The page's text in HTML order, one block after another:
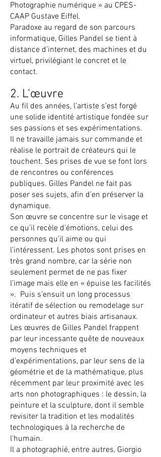
Photographie numérique » au CPES-
CAAP Gustave Eiffel.
Paradoxe au regard de son parcours
informatique, Gilles Pandel se tient à
distance d’internet, des machines et du
virtuel, privilégiant le concret et le
contact.
2. L’œuvre
Au fil des années, l’artiste s’est forgé
une solide identité artistique fondée sur
ses passions et ses expérimentations.
Il ne travaille jamais sur commande et
réalise le portrait de créateurs qui le
touchent. Ses prises de vue se font lors
de rencontres ou conférences
publiques. Gilles Pandel ne fait pas
poser ses sujets, afin d’en préserver la
dynamique.
Son œuvre se concentre sur le visage et
ce qu’il recèle d’émotions, celui des
personnes qu’il aime ou qui
l’intéressent. Les photos sont prises en
très grand nombre, car la série non
seulement permet de ne pas fixer
l’image mais elle en « épuise les facilités
». Puis s’ensuit un long processus
itératif de sélection ou remodelage sur
ordinateur et autres biais artisanaux.
Les œuvres de Gilles Pandel frappent
par leur incessante quête de nouveaux
moyens techniques et
d’expérimentations, par leur sens de la
géométrie et de la mathématique, plus
récemment par leur proximité avec les
arts non photographiques : le dessin, la
peinture et la sculpture, dont il semble
revisiter la tradition et les modalités
technologiques à la recherche de
l’humain.
Il a photographié, entre autres, Giorgio